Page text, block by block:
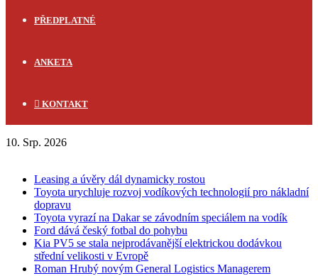
PŘEDPLATNÉ
ANKETA
KONTAKT
10. Srp. 2026
Leasing a úvěry dál dynamicky rostou
Toyota urychluje rozvoj vodíkových technologií pro nákladní
dopravu
Toyota vyrazí na Dakar se závodním speciálem na vodík
Ford dává český fotbal do pohybu
Kia PV5 se stala nejprodávanější elektrickou dodávkou
střední velikosti v Evropě
Roman Hrubý novým General Logistics Managerem